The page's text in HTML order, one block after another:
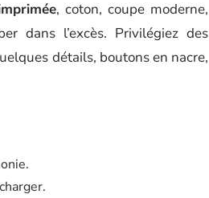
, coton, coupe moderne,
dans l’excès. Privilégiez des
détails, boutons en nacre,